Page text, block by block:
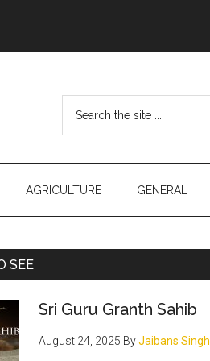
...
AGRICULTURE GENERAL
SEE
Sri Guru Granth Sahib
August 24, 2025 ByJaibans Singh